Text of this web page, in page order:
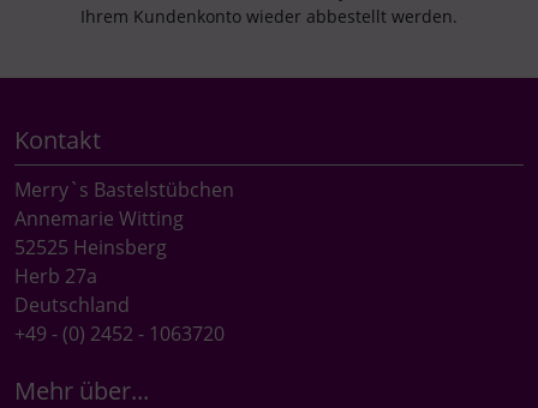
Ihrem Kundenkonto wieder abbestellt werden.
Kontakt
Merry`s Bastelstübchen
Annemarie Witting
52525 Heinsberg
Herb 27a
Deutschland
+49 - (0) 2452 - 1063720
Mehr über...